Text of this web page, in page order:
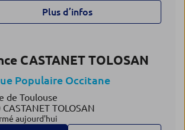
Plus d’infos
CASTANET TOLOSAN
Populaire Occitane
de Toulouse
TOLOSAN
aujourd'hui